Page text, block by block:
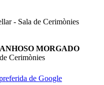
- Sala de Cerimònies
MORGADO
Cerimònies
de Google